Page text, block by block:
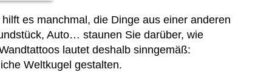
es manchmal, die Dinge aus einer anderen
Auto… staunen Sie darüber, wie
lautet deshalb sinngemäß:
Weltkugel gestalten.